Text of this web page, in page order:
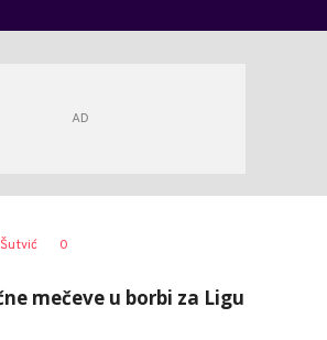
0
mečeve u borbi za Ligu